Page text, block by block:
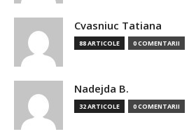
Cvasniuc Tatiana
88 ARTICOLE 0 COMENTARII
Nadejda B.
32 ARTICOLE 0 COMENTARII